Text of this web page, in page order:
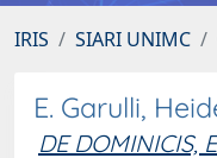
IRIS SIARI UNIMC
E. Garulli,
DE DOMINICIS,